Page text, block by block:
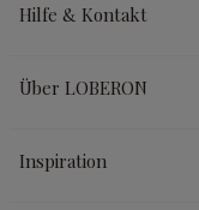
Hilfe & Kontakt
Über LOBERON
Inspiration